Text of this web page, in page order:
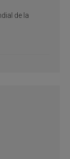
de la